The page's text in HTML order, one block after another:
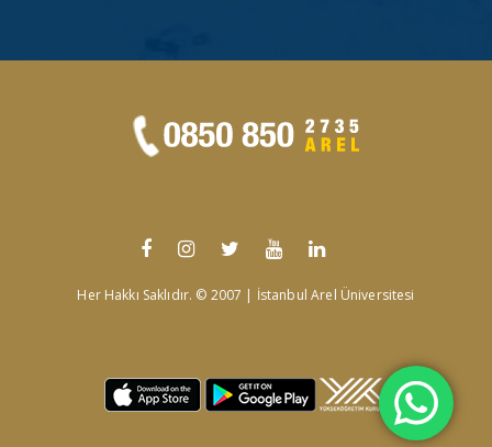
Her Hakkı Saklıdır. © 2007 | İstanbul Arel Üniversitesi